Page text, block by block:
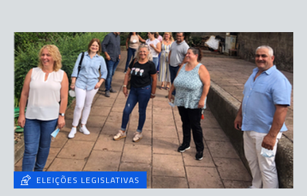
ELEIÇÕES LEGISLATIVAS